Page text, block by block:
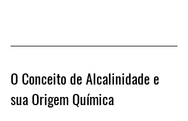
O Conceito de Alcalinidade e
sua Origem Química